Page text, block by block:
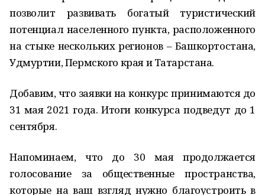
позволит развивать богатый туристический
потенциал населенного пункта, расположенного
на стыке нескольких регионов – Башкортостана,
Удмуртии, Пермского края и Татарстана.
Добавим, что заявки на конкурс принимаются до
31 мая 2021 года. Итоги конкурса подведут до 1
сентября.
Напоминаем, что до 30 мая продолжается
голосование за общественные пространства,
которые на ваш взгляд нужно благоустроить в